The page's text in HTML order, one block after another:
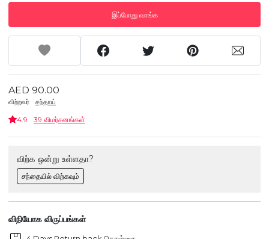
இப்போது வாங்க
AED 90.00
விற்றவர் சந்தாய்
4.9 39 விமர்சனங்கள்
விற்க ஒன்று உள்ளதா?
சந்தையில் விற்கவும்
விநியோக விருப்பங்கள்